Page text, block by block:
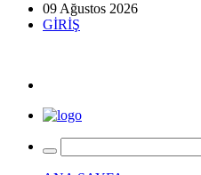
09 Ağustos 2026
GİRİŞ